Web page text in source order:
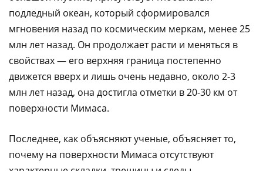
подледный океан, который сформировался
мгновения назад по космическим меркам, менее 25
млн лет назад. Он продолжает расти и меняться в
свойствах — его верхняя граница постепенно
движется вверх и лишь очень недавно, около 2-3
млн лет назад, она достигла отметки в 20-30 км от
поверхности Мимаса.
Последнее, как объясняют ученые, объясняет то,
почему на поверхности Мимаса отсутствуют